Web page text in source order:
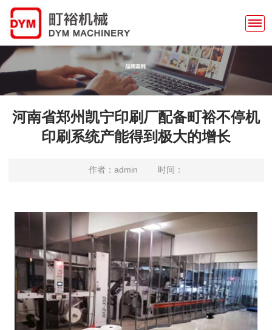
河南省郑州凯宁印刷厂配备町裕不停机
印刷系统产能得到极大的增长
作者：admin 时间：